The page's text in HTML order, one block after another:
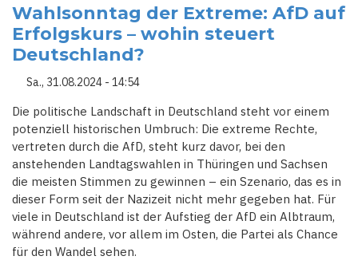
OSTEN:
AFD
UND
BSW
ALS
SIEGER,
AMPEL
IN
KRISE
Wahlsonntag der Extreme: AfD auf
Erfolgskurs – wohin steuert
Deutschland?
Sa., 31.08.2024 - 14:54
Die politische Landschaft in Deutschland steht vor einem
potenziell historischen Umbruch: Die extreme Rechte,
vertreten durch die AfD, steht kurz davor, bei den
anstehenden Landtagswahlen in Thüringen und Sachsen
die meisten Stimmen zu gewinnen – ein Szenario, das es in
dieser Form seit der Nazizeit nicht mehr gegeben hat. Für
viele in Deutschland ist der Aufstieg der AfD ein Albtraum,
während andere, vor allem im Osten, die Partei als Chance
für den Wandel sehen.